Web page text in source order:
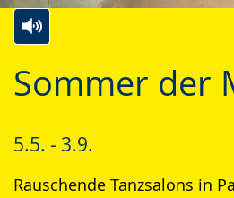
Sommer der
5.5. - 3.9.
Rauschende Tanzsalons in
Leichten
wechseln.
Audio-
Video
Deutscher
wird